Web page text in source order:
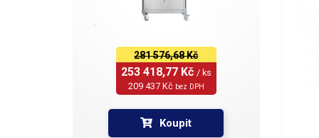
281 576,68 Kč
253 418,77 Kč / ks
209 437 Kč bez DPH
Koupit